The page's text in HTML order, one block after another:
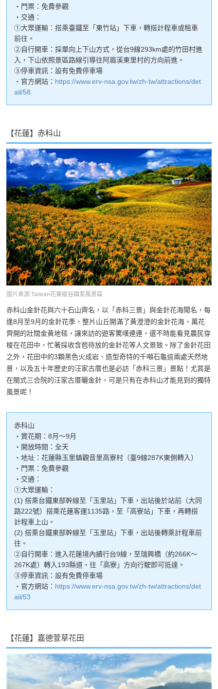
・門票：免費參觀
・交通：
①大眾運輸：搭乘臺鐵至「東竹站」下車，轉搭計程車或租車
前往。
②自行開車：採單向上下山方式，從台9線293km處的竹田村進
入，下山依照景區路線引導往阿眉溪東里村的方向前進。
③停車資訊：設有免費停車場
・官方網站： https://www.erv-nsa.gov.tw/zh-tw/attractions/det
ail/58
【花蓮】赤科山
圖片來源:Taiwan花東縱谷國家風景區
赤科山金針花與六十石山齊名，以「赤科三景」與金針花海聞名，每
逢8月至9月的金針花季，整片山丘開滿了黃澄澄的金針花海，萬花
齊開的壯闊金黃地毯，讓來訪的遊客驚嘆連連，還不時能看見農民穿
梭在花田中，忙著採收含苞待放的金針花等人文景致。除了金針花田
之外，花田中的3顆黑色火成岩、造型奇特的千噸石龜這兩處天然地
景，以及五十年歷史的汪家古厝也是必訪「赤科三景」景點！尤其是
在閩式三合院的汪家古厝曬金針，可是只有在赤科山才能見到的獨特
風景呢！
赤科山
・賞花期：8月～9月
・開放時間：全天
・地址：花蓮縣玉里鎮觀音里高寮村（臺9線287K東側轉入）
・門票：免費參觀
・交通：
①大眾運輸：
(1) 搭乘台鐵東部幹線至「玉里站」下車，出站後於站前（大同
路222號）搭乘花蓮客運1135路，至「高寮站」下車，再轉搭
計程車上山。
(2) 搭乘台鐵東部幹線至「玉里站」下車，出站後轉乘計程車前
往。
②自行開車：進入花蓮境內續行台9線，至瑞興橋（約266K～
267K處）轉入193縣道，往「高寮」方向行駛即可抵達。
③停車資訊：設有免費停車場
・官方網站： https://www.erv-nsa.gov.tw/zh-tw/attractions/det
ail/53
【花蓮】嘉德萱草花田